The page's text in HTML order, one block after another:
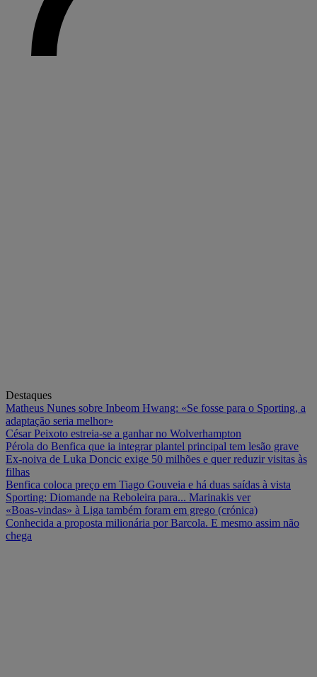
Destaques
Matheus Nunes sobre Inbeom Hwang: «Se fosse para o Sporting, a
adaptação seria melhor»
César Peixoto estreia-se a ganhar no Wolverhampton
Pérola do Benfica que ia integrar plantel principal tem lesão grave
Ex-noiva de Luka Doncic exige 50 milhões e quer reduzir visitas às
filhas
Benfica coloca preço em Tiago Gouveia e há duas saídas à vista
Sporting: Diomande na Reboleira para... Marinakis ver
«Boas-vindas» à Liga também foram em grego (crónica)
Conhecida a proposta milionária por Barcola. E mesmo assim não
chega